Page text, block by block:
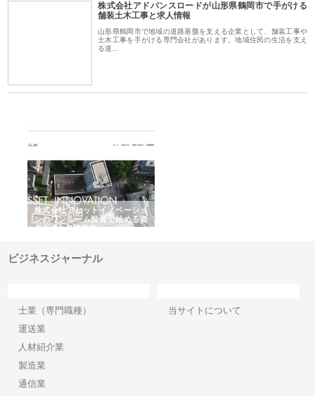
株式会社アドバンスロードが山形県鶴岡市で手がける
舗装土木工事と求人情報
山形県鶴岡市で地域の道路基盤を支える企業として、舗装工事や
土木工事を手がける専門会社があります。地域住民の生活を支え
る道…
株式会社アセットイノベーショ
ンのワンルーム投資で始める資
産形成と老後準備
ビジネスジャーナル
士業（専門職種）
運送業
人材紹介業
製造業
通信業
当サイトについて